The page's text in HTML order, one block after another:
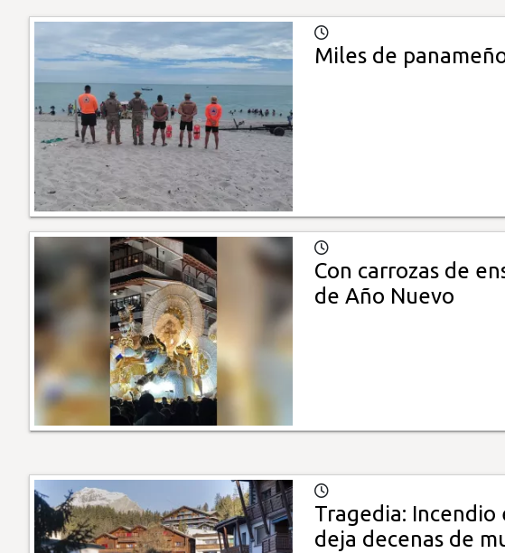
Miles de
Con carrozas de
de Año Nuevo
Tragedia: Incendio
deja decenas de